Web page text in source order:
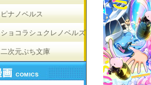
ピナノベルス
ショコラシュクレノベルズ
二次元ぷち文庫